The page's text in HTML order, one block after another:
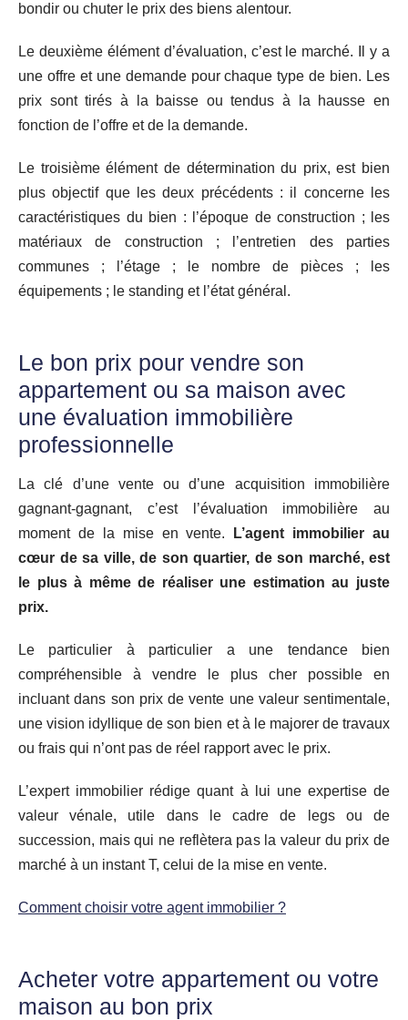
bondir ou chuter le prix des biens alentour.
Le deuxième élément d’évaluation, c’est le marché. Il y a
une offre et une demande pour chaque type de bien. Les
prix sont tirés à la baisse ou tendus à la hausse en
fonction de l’offre et de la demande.
Le troisième élément de détermination du prix, est bien
plus objectif que les deux précédents : il concerne les
caractéristiques du bien : l’époque de construction ; les
matériaux de construction ; l’entretien des parties
communes ; l’étage ; le nombre de pièces ; les
équipements ; le standing et l’état général.
Le bon prix pour vendre son
appartement ou sa maison avec
une évaluation immobilière
professionnelle
La clé d’une vente ou d’une acquisition immobilière
gagnant-gagnant, c’est l’évaluation immobilière au
moment de la mise en vente.
L’agent immobilier au
cœur de sa ville, de son quartier, de son marché, est
le plus à même de réaliser une estimation au juste
prix.
Le particulier à particulier a une tendance bien
compréhensible à vendre le plus cher possible en
incluant dans son prix de vente une valeur sentimentale,
une vision idyllique de son bien et à le majorer de travaux
ou frais qui n’ont pas de réel rapport avec le prix.
L’expert immobilier rédige quant à lui une expertise de
valeur vénale, utile dans le cadre de legs ou de
succession, mais qui ne reflètera pas la valeur du prix de
marché à un instant T, celui de la mise en vente.
Comment choisir votre agent immobilier ?
Acheter votre appartement ou votre
maison au bon prix